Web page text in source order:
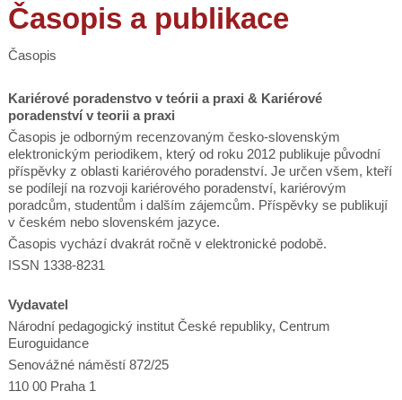
Časopis a publikace
Časopis
Kariérové poradenstvo v teórii a praxi & Kariérové
poradenství v teorii a praxi
Časopis je odborným recenzovaným česko-slovenským
elektronickým periodikem, který od roku 2012 publikuje původní
příspěvky z oblasti kariérového poradenství. Je určen všem, kteří
se podílejí na rozvoji kariérového poradenství, kariérovým
poradcům, studentům i dalším zájemcům. Příspěvky se publikují
v českém nebo slovenském jazyce.
Časopis vychází dvakrát ročně v elektronické podobě.
ISSN 1338-8231
Vydavatel
Národní pedagogický institut České republiky, Centrum
Euroguidance
Senovážné náměstí 872/25
110 00 Praha 1